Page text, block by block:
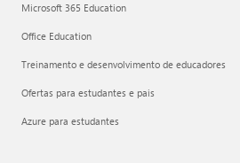
Microsoft 365 Education
Office Education
Treinamento e desenvolvimento de educadores
Ofertas para estudantes e pais
Azure para estudantes